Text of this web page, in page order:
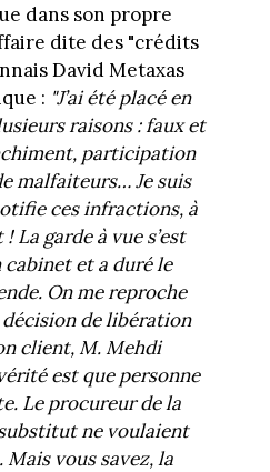
dans son propre
dite des "crédits
David Metaxas
: "J’ai été placé en
raisons : faux et
participation
malfaiteurs… Je suis
ces infractions, à
La garde à vue s’est
et a duré le
On me reproche
décision de libération
client, M. Mehdi
est que personne
Le procureur de la
ne voulaient
Mais vous savez, la